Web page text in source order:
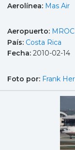
Aerolínea: Mas Air
Aeropuerto:
País: Costa Rica
Fecha: 2010-02-14
Foto por: Frank